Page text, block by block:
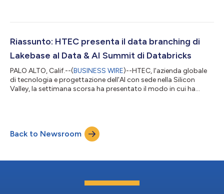
una partnership strategica mirata a diffondere
Embotech nelle piattaforme veicolari, nei programmi clienti e
Riassunto: HTEC presenta il data branching di
Lakebase al Data & AI Summit di Databricks
PALO ALTO, Calif.--(BUSINESS WIRE)--HTEC, l'azienda globale
di tecnologia e progettazione dell'AI con sede nella Silicon
Valley, la settimana scorsa ha presentato il modo in cui ha
regolamentati. La soluzione è stata sviluppata in
collaborazione con un fornitore leader di tecnologia per la
Back to Newsroom